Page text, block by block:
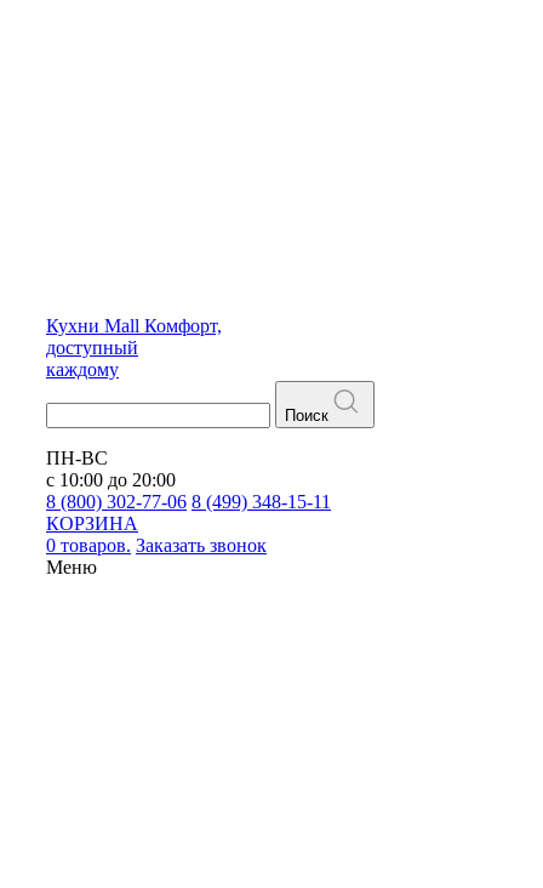
Кухни Mall Комфорт,
доступный
каждому
Поиск
ПН-ВС
с 10:00 до 20:00
8 (800) 302-77-06 8 (499) 348-15-11
КОРЗИНА
0 товаров. Заказать звонок
Меню